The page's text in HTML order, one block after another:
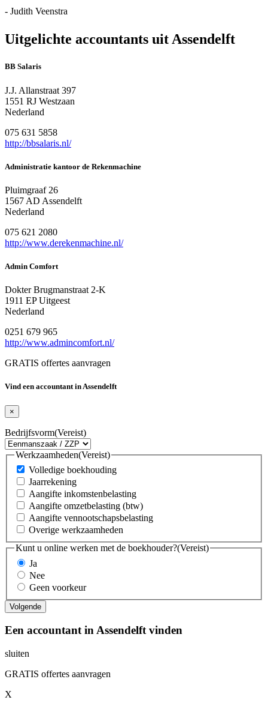
- Judith Veenstra
Uitgelichte accountants uit Assendelft
BB Salaris
J.J. Allanstraat 397
1551 RJ Westzaan
Nederland
075 631 5858
http://bbsalaris.nl/
Administratie kantoor de Rekenmachine
Pluimgraaf 26
1567 AD Assendelft
Nederland
075 621 2080
http://www.derekenmachine.nl/
Admin Comfort
Dokter Brugmanstraat 2-K
1911 EP Uitgeest
Nederland
0251 679 965
http://www.admincomfort.nl/
GRATIS offertes aanvragen
Vind een accountant in Assendelft
×
Bedrijfsvorm(Vereist)
Werkzaamheden(Vereist)
Volledige boekhouding
Jaarrekening
Aangifte inkomstenbelasting
Aangifte omzetbelasting (btw)
Aangifte vennootschapsbelasting
Overige werkzaamheden
Kunt u online werken met de boekhouder?(Vereist)
Ja
Nee
Geen voorkeur
Een accountant in Assendelft vinden
sluiten
GRATIS offertes aanvragen
X